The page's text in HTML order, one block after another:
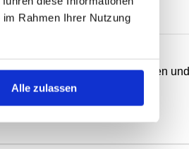
Rahmen Ihrer Nutzung
Alle zulassen
Anwendungsfälle in statischen